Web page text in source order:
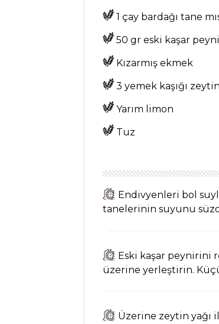
Mantar Dolgulu
Bezelyeli Falafel
Ve Sebzeli Noodle
Tarifi, Nasıl Yapılır?
Sebze Yemekleri
Şerbeti Tarifi, Nasıl
1 çay bardağı tane
50 gr eski kaşar
Kızarmış ekmek
3 yemek kaşığı
Yarım limon
Tuz
Endivyenleri bol
tanelerinin suyunu
Eski kaşar peynirini
üzerine yerleştirin.
Üzerine zeytin yağı